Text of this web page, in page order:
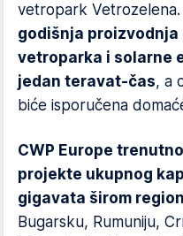
vetropark Vetrozelena.
godišnja
vetroparka i solarne
jedan teravat-čas, a
biće isporučena
CWP Europe
projekte ukupnog
gigavata širom
Bugarsku, Rumuniju,